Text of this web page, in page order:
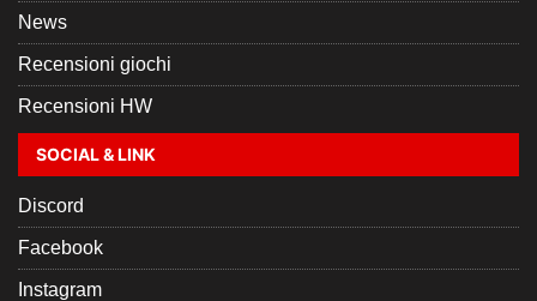
News
Recensioni giochi
Recensioni HW
SOCIAL & LINK
Discord
Facebook
Instagram